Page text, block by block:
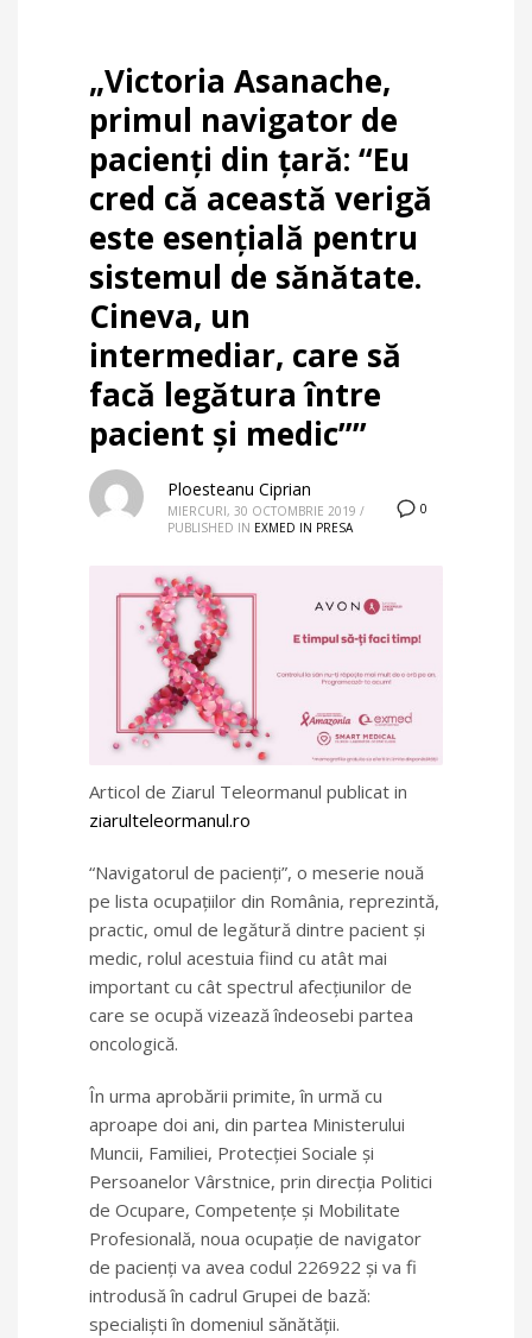
„Victoria Asanache,
primul navigator de
pacienți din țară: “Eu
cred că această verigă
este esențială pentru
sistemul de sănătate.
Cineva, un
intermediar, care să
facă legătura între
pacient și medic””
0
Ploesteanu Ciprian
MIERCURI, 30 OCTOMBRIE 2019 /
PUBLISHED IN EXMED IN PRESA
Articol de Ziarul Teleormanul publicat in
ziarulteleormanul.ro
“Navigatorul de pacienți”, o meserie nouă
pe lista ocupațiilor din România, reprezintă,
practic, omul de legătură dintre pacient și
medic, rolul acestuia fiind cu atât mai
important cu cât spectrul afecțiunilor de
care se ocupă vizează îndeosebi partea
oncologică.
În urma aprobării primite, în urmă cu
aproape doi ani, din partea Ministerului
Muncii, Familiei, Protecţiei Sociale şi
Persoanelor Vârstnice, prin direcţia Politici
de Ocupare, Competenţe şi Mobilitate
Profesională, noua ocupaţie de navigator
de pacienţi va avea codul 226922 şi va fi
introdusă în cadrul Grupei de bază:
specialişti în domeniul sănătăţii.